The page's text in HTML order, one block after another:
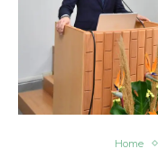
Home